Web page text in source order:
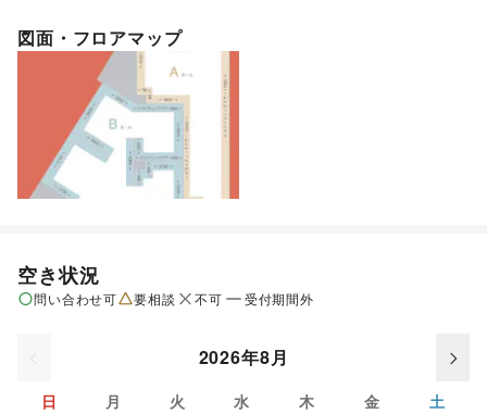
図面・フロアマップ
空き状況
問い合わせ可 要相談 不可 受付期間外
2026年8月
日 月 火 水 木 金 土